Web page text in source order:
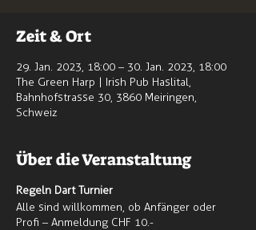
Zeit & Ort
29. Jan. 2023, 18:00 – 30. Jan. 2023, 18:00
The Green Harp | Irish Pub Haslital,
Bahnhofstrasse 30, 3860 Meiringen,
Schweiz
Über die Veranstaltung
Regeln Dart Turnier
Alle sind willkommen, ob Anfänger oder
Profi – Anmeldung CHF 10.-